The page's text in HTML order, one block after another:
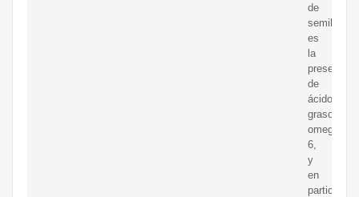
de
semillas
es
la
presencia
de
ácidos
grasos
omega-
6,
y
en
particular